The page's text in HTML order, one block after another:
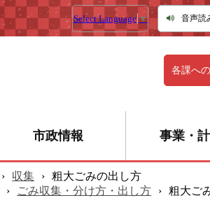
Select Language ▼ 音声読
各課への
市政情報 事業・
› 収集 › 粗大ごみの出し方
› ごみ収集・分け方・出し方 › 粗大ご